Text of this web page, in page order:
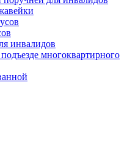
инвалидов
многоквартирного